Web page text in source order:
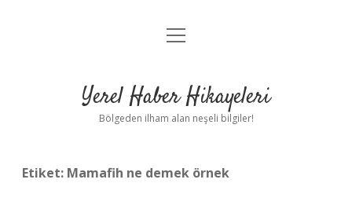
Anasayfa
Yasal Uyarı
menüyü
Yerel Haber Hikayeleri
Bölgeden ilham alan neşeli bilgiler!
Etiket: Mamafih ne demek örnek